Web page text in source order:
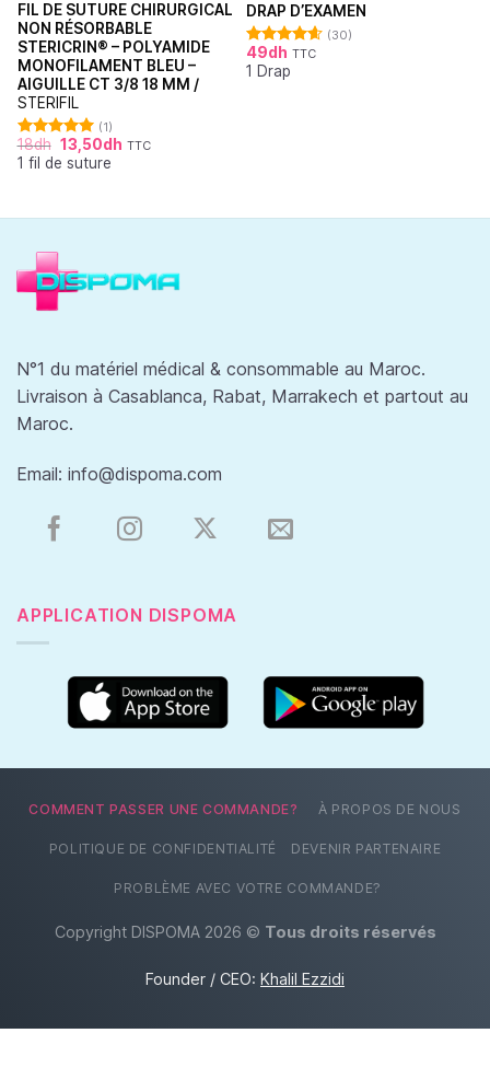
FIL DE SUTURE CHIRURGICAL
NON RÉSORBABLE
STERICRIN® – POLYAMIDE
MONOFILAMENT BLEU –
AIGUILLE CT 3/8 18 MM /
STERIFIL
Note
5.00
sur 5
(1)
18dh 13,50dh TTC
1 fil de suture
DRAP D’EXAMEN
Note4.62
sur 5
(30)
49dh TTC
1 Drap
N°1 du matériel médical & consommable au Maroc.
Livraison à Casablanca, Rabat, Marrakech et partout au
Maroc.
Email: info@dispoma.com
APPLICATION DISPOMA
COMMENT PASSER UNE COMMANDE? À PROPOS DE NOUS
POLITIQUE DE CONFIDENTIALITÉ DEVENIR PARTENAIRE
PROBLÈME AVEC VOTRE COMMANDE?
Copyright DISPOMA 2026 © Tous droits réservés
Founder / CEO: Khalil Ezzidi